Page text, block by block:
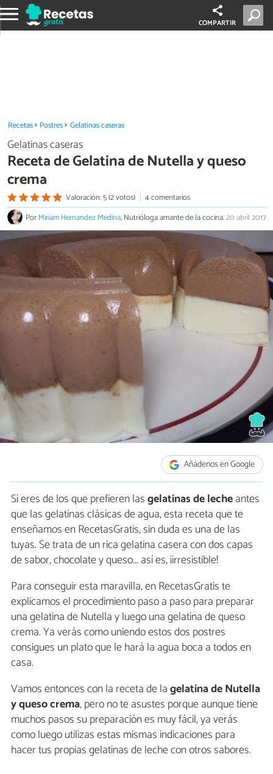
COMPARTIR
Recetas Postres Gelatinas caseras
Gelatinas caseras
Receta de Gelatina de Nutella y queso
crema
Valoración: 5 (2 votos)
4 comentarios
PorMiriam Hernandez Medina, Nutrióloga amante de la cocina.20 abril 2017
Añádenos en Google
Si eres de los que prefieren lasgelatinas de lecheantes
que las gelatinas clásicas de agua, esta receta que te
enseñamos en RecetasGratis, sin duda es una de las
tuyas. Se trata de un rica gelatina casera con dos capas
de sabor, chocolate y queso... así es, ¡irresistible!
Para conseguir esta maravilla, en RecetasGratis te
explicamos el procedimiento paso a paso para preparar
una gelatina de Nutella y luego una gelatina de queso
crema. Ya verás como uniendo estos dos postres
consigues un plato que le hará la agua boca a todos en
casa.
Vamos entonces con la receta de lagelatina de Nutella
y queso crema, pero no te asustes porque aunque tiene
muchos pasos su preparación es muy fácil, ya verás
como luego utilizas estas mismas indicaciones para
hacer tus propias gelatinas de leche con otros sabores.